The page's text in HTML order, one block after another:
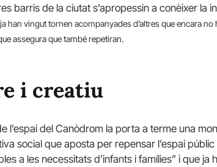
barris de la ciutat s’apropessin a conèixer la
han vingut tornen acompanyades d’altres que encara
assegura que també repetiran.
i creatiu
l’espai del Canòdrom la porta a terme una
social que aposta per repensar l’espai
a les necessitats d’infants i famílies” i que